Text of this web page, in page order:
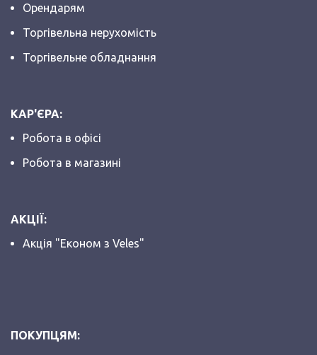
Орендарям
Торгівельна нерухомість
Торгівельне обладнання
КАР'ЄРА:
Робота в офісі
Робота в магазині
АКЦІЇ:
Акція "Економ з Veles"
ПОКУПЦЯМ: